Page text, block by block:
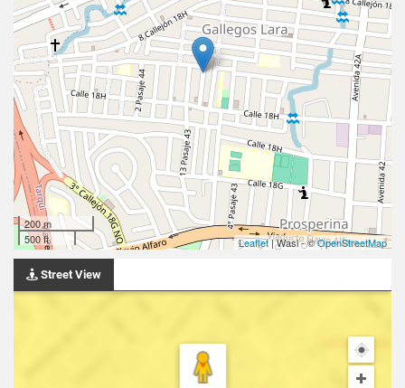
200 m
500 ft
Leaflet| Wasi - ©OpenStreetMap
Street View